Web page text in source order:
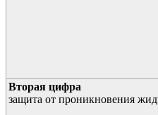
Вторая цифра
защита от проникновения